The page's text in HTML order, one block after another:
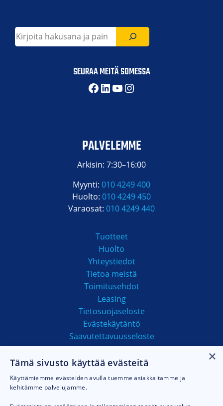
Etsi
SEURAA MEITÄ SOMESSA
Facebook
LinkedIn
YouTube
Instagram
PALVELEMME
Arkisin: 7:30–16:00
Myynti: 010 4249 400
Huolto: 010 4249 450
Varaosat: 010 4249 440
Tuotteet
Huolto
Yhteystiedot
Tietoa meistä
Toimitusehdot
Leasing
Tietosuojaseloste
Evästekäytäntö
Saavutettavuusseloste
MAKSUTAVAT
×
Tämä sivusto käyttää evästeitä
Käyttämiemme evästeiden avulla tuemme asiakkaitamme ja
kehitämme palvelujamme.